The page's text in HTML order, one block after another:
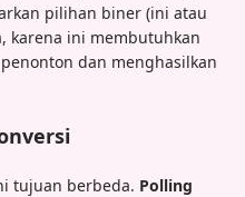
pilihan biner (ini atau
karena ini membutuhkan
dan menghasilkan
tujuan berbeda. Polling